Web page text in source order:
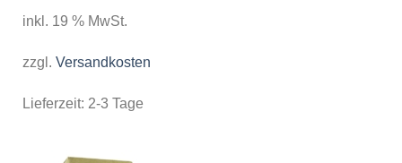
inkl. 19 % MwSt.
zzgl. Versandkosten
Lieferzeit: 2-3 Tage